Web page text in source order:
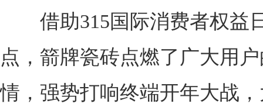
借助315国际消费者权益
点，箭牌瓷砖点燃了广大用
情，强势打响终端开年大战